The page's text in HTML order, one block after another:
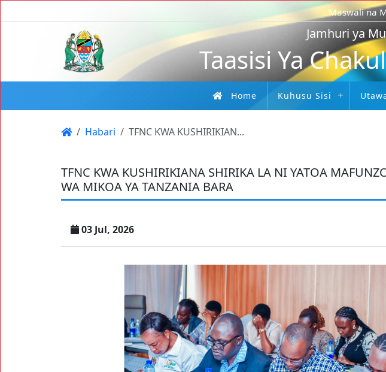
Maswali na
Jamhuri ya
Taasisi Ya
Home Kuhusu Sisi
Habari TFNC KWA KUSHIRIKIAN...
TFNC KWA KUSHIRIKIANA SHIRIKA LA NI YATOA
WA MIKOA YA TANZANIA BARA
03 Jul, 2026